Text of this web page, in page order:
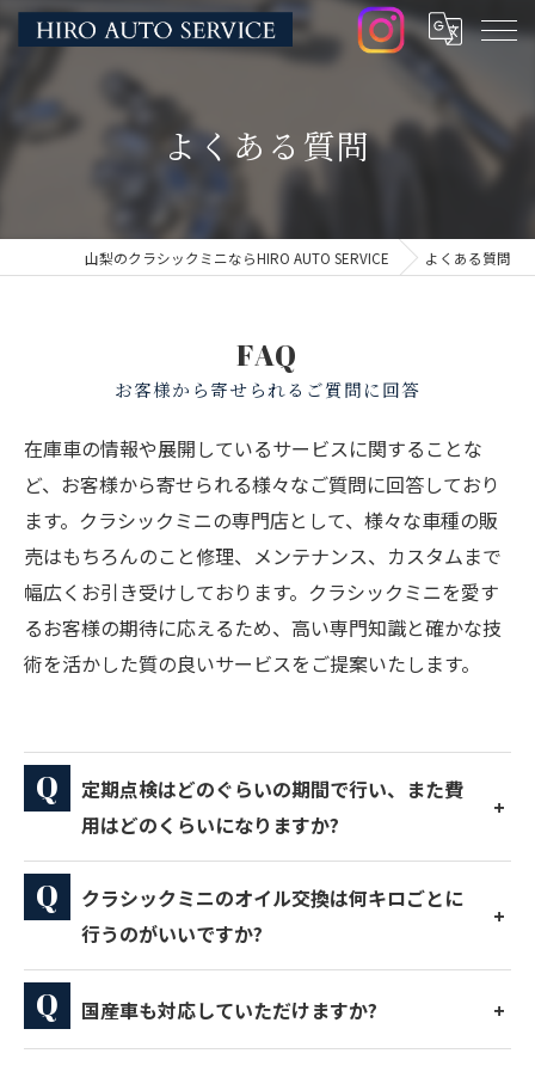
よくある質問
山梨のクラシックミニならHIRO AUTO SERVICE よくある質問
お客様から寄せられるご質問に回答
FAQ
在庫車の情報や展開しているサービスに関することな
ど、お客様から寄せられる様々なご質問に回答しており
ます。クラシックミニの専門店として、様々な車種の販
売はもちろんのこと修理、メンテナンス、カスタムまで
幅広くお引き受けしております。クラシックミニを愛す
るお客様の期待に応えるため、高い専門知識と確かな技
術を活かした質の良いサービスをご提案いたします。
定期点検はどのぐらいの期間で行い、また費
用はどのくらいになりますか?
クラシックミニのオイル交換は何キロごとに
行うのがいいですか?
国産車も対応していただけますか?